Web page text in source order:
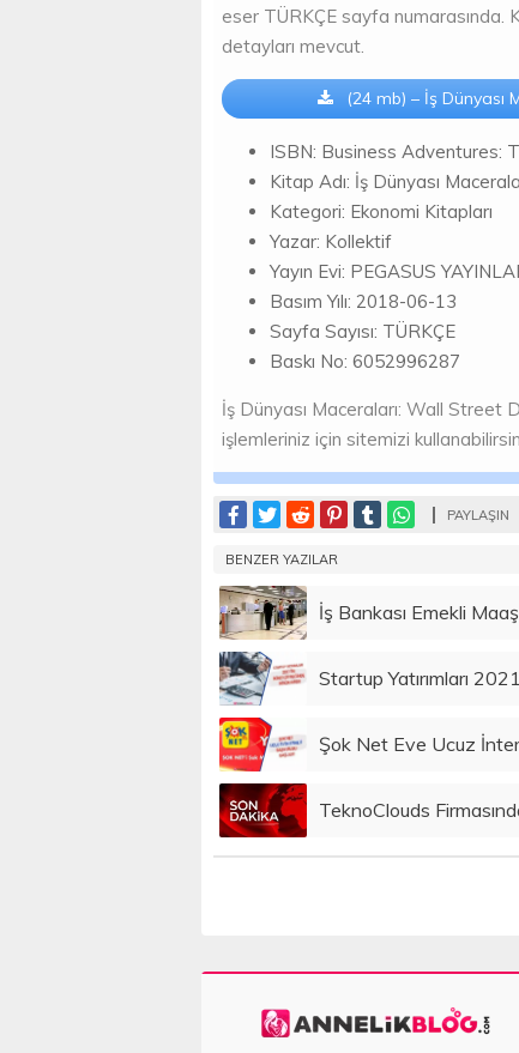
eser TÜRKÇE sayfa numarasında.
detayları mevcut.
(24 mb) – İş Dünyası
ISBN: Business Adventures:
Kitap Adı: İş Dünyası
Kategori: Ekonomi Kitapları
Yazar: Kollektif
Yayın Evi: PEGASUS
Basım Yılı: 2018-06-13
Sayfa Sayısı: TÜRKÇE
Baskı No: 6052996287
İş Dünyası Maceraları: Wall Street
işlemleriniz için sitemizi
PAYLAŞIN
BENZER YAZILAR
İş Bankası Emekli
Startup Yatırımları
Şok Net Eve Ucuz
TeknoClouds